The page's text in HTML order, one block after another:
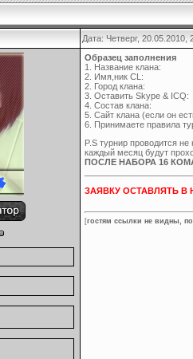
Дата: Четверг,
Образец заполнения
1. Название клана:
2. Имя,ник CL:
2. Город клана:
3. Оставить Skype & ICQ:
4. Cостав клана:
5. Сайт клана (если он
6. Принимаете правила
P.S турнир проводится
каждый месяц будут
ПОСЛЕ НАБОРА 16
ЗАЯВКУ ОСТАВЛЯТЬ В
[гостям ссылки не видны,